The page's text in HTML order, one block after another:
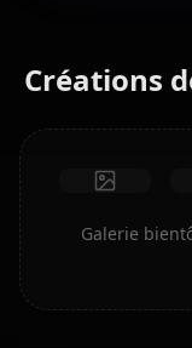
Créations
Galerie